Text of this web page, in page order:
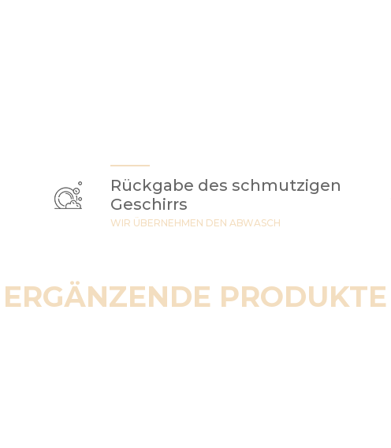
Rückgabe des schmutzigen
Geschirrs
WIR ÜBERNEHMEN DEN ABWASCH
ERGÄNZENDE PRODUKTE